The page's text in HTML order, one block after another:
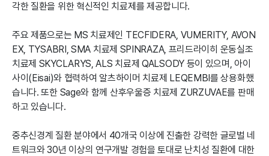
각한 질환을 위한 혁신적인 치료제를 제공합니다.
주요 제품으로는 MS 치료제인 TECFIDERA, VUMERITY, AVON
EX, TYSABRI, SMA 치료제 SPINRAZA, 프리드라이히 운동실조
치료제 SKYCLARYS, ALS 치료제 QALSODY 등이 있으며, 아이
사이(Eisai)와 협력하여 알츠하이머 치료제 LEQEMBI를 상용화했
습니다. 또한 Sage와 함께 산후우울증 치료제 ZURZUVAE를 판매
하고 있습니다.
중추신경계 질환 분야에서 40개국 이상에 진출한 강력한 글로벌 네
트워크와 30년 이상의 연구개발 경험을 토대로 난치성 질환에 대한